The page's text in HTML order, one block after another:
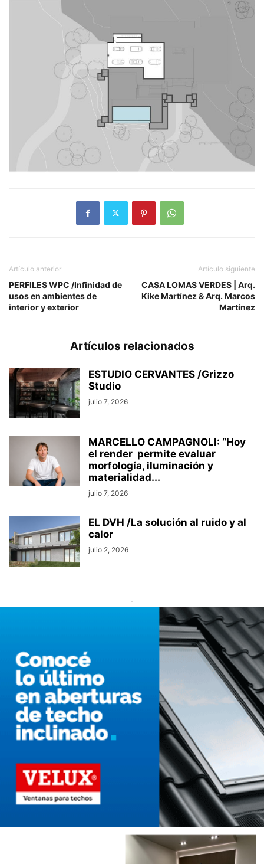
Artículo anterior
PERFILES WPC /Infinidad de
usos en ambientes de
interior y exterior
Artículo siguiente
CASA LOMAS VERDES | Arq.
Kike Martínez & Arq. Marcos
Martínez
Artículos relacionados
ESTUDIO CERVANTES /Grizzo
Studio
julio 7, 2026
MARCELLO CAMPAGNOLI: “Hoy
el render permite evaluar
morfología, iluminación y
materialidad...
julio 7, 2026
EL DVH /La solución al ruido y al
calor
julio 2, 2026
-